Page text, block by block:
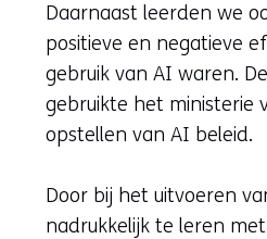
Daarnaast leerden we
positieve en negatieve
gebruik van AI waren.
gebruikte het ministerie
opstellen van AI beleid.
Door bij het uitvoeren
nadrukkelijk te leren